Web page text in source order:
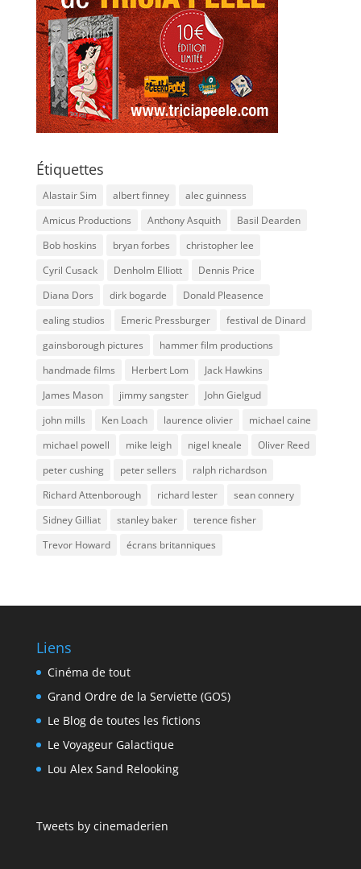
Étiquettes
Alastair Sim albert finney
alec guinness
Amicus Productions
Anthony Asquith
Basil Dearden
Bob hoskins
bryan forbes
christopher lee
Cyril Cusack
Denholm Elliott
Dennis Price
Diana Dors
dirk bogarde
Donald Pleasence
ealing studios
Emeric Pressburger
festival de Dinard
gainsborough pictures
hammer film productions
handmade films
Herbert Lom
Jack Hawkins
James Mason
jimmy sangster
John Gielgud
john mills
Ken Loach laurence olivier
michael caine
michael powell
mike leigh nigel kneale
Oliver Reed
peter cushing
peter sellers
ralph richardson
Richard Attenborough
richard lester
sean connery
Sidney Gilliat
stanley baker
terence fisher
Trevor Howard
écrans britanniques
Liens
Cinéma de tout
Grand Ordre de la Serviette (GOS)
Le Blog de toutes les fictions
Le Voyageur Galactique
Lou Alex Sand Relooking
Tweets by cinemaderien